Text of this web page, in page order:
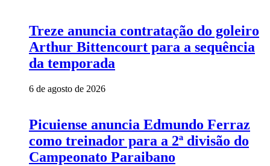
Treze anuncia contratação do goleiro
Arthur Bittencourt para a sequência
da temporada
6 de agosto de 2026
Picuiense anuncia Edmundo Ferraz
como treinador para a 2ª divisão do
Campeonato Paraibano